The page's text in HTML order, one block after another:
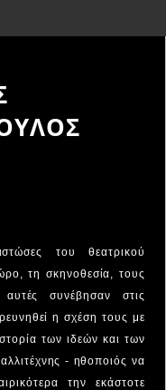
του θεατρικού
τη σκηνοθεσία, τους
συνέβησαν στις
η σχέση τους με
των ιδεών και των
- ηθοποιός να
την εκάστοτε